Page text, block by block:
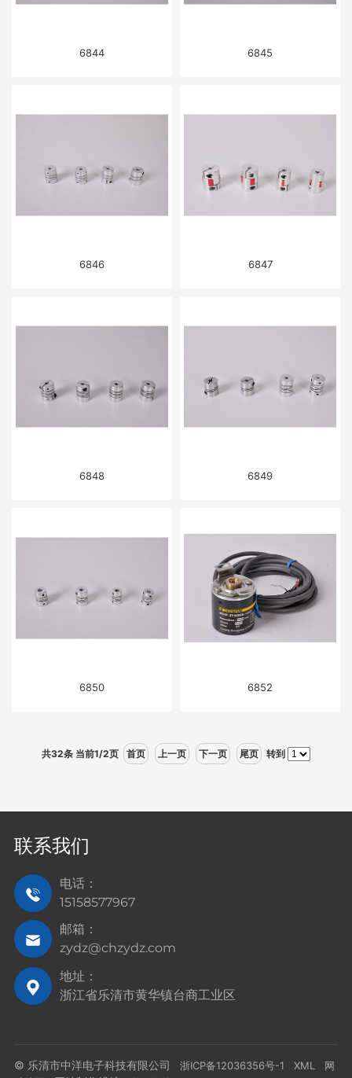
6844 6845
6846 6847
6848 6849
6850 6852
共32条 当前1/2页 首页 上一页 下一页 尾页 转到
联系我们
电话：
15158577967
邮箱：
zydz@chzydz.com
地址：
浙江省乐清市黄华镇台商工业区
© 乐清市中洋电子科技有限公司 浙ICP备12036356号-1 XML
网